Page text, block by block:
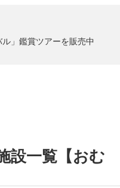
」鑑賞ツアーを販売中
設一覧【おむ